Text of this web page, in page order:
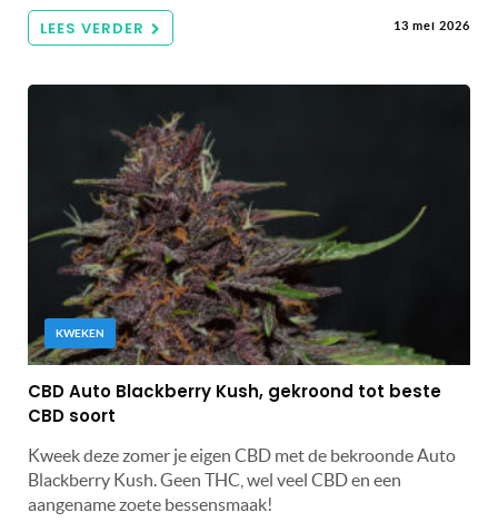
LEES VERDER 13 mei 2026
KWEKEN
CBD Auto Blackberry Kush, gekroond tot beste
CBD soort
Kweek deze zomer je eigen CBD met de bekroonde Auto
Blackberry Kush. Geen THC, wel veel CBD en een
aangename zoete bessensmaak!